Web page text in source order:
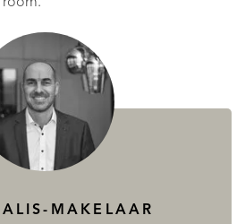
– ~34 m²
kitchenette, and bathroom
or rental income.
MAKELAAR